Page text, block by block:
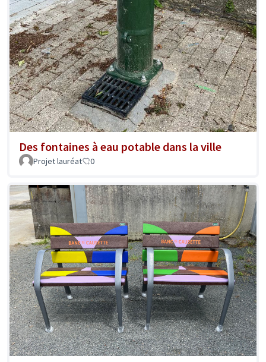
Des fontaines à eau potable dans la ville
Projet lauréat 0